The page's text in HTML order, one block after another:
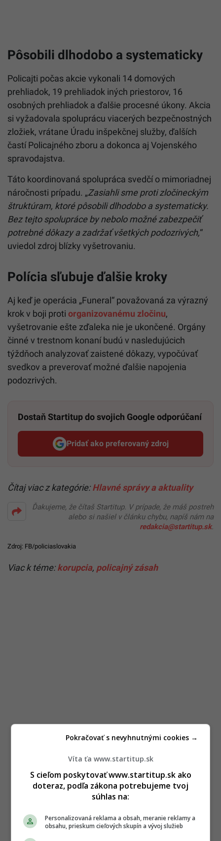
Pôsobili dlhodobo a systematicky
Policajti počas akcie vykonali 14 domových
prehliadok, 19 prehliadok iných priestorov, 16
osobných prehliadok a ďalšie procesné úkony. Akcia
si vyžadovala spoluprácu viacerých bezpečnostných
zložiek, vrátane Úradu inšpekčnej služby, ďalších
častí Policajného zboru a dokonca aj Vojenského
spravodajstva.
Táto koordinovaná spolupráca svedčí o mimoriadnej
náročnosti prípadu. „Zasiahli sme proti zločineckým
štruktúram, ktoré pôsobili dlhodobo a systematicky.
Bez tejto spolupráce by nebolo možné zabezpečiť
potrebné dôkazy a zadržať všetkých podozrivých,“
uviedol zdroj blízky vyšetrovaniu.
Polícia sľubuje ďalšie kroky
Aj keď je operácia „Funeral“ považovaná za výrazný
krok v boji proti organizovanému zločinu,
vyšetrovanie ešte zďaleka nie je ukončené. Orgány
činné v trestnom konaní budú v nasledujúcich
týždňoch analyzovať zaistené dôkazy, vypočúvať
svedkov a preverovať možné ďalšie napojenia
podozrivých.
Dostaň Startitup do svojich Google odporúčaní
Pridať ako preferovaný zdroj
Startitup, odkaz sa otvorí v
Čítaj viac z kategórie:Hlavné správy a aktuality
Ďakujeme, že čítaš Startitup. V prípade, že máš postreh
alebo si našiel v článku chybu, napíš nám na
redakcia@startitup.sk.
Zdroj: FB/policiaslovakia
Viac k téme:korupcia, policajný zásah
Víta ťa www.startitup.sk
S cieľom poskytovať www.startitup.sk ako
doteraz, podľa zákona potrebujeme tvoj
súhlas na:
Personalizovaná reklama a obsah, meranie reklamy a
obsahu, prieskum cieľových skupín a vývoj služieb
Pokračovať s nevyhnutnými cookies →